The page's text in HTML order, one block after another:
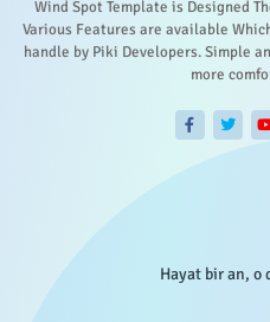
Wind Spot Template is Designed
Various Features are available
handle by Piki Developers. Simple
more
Hayat bir an, o